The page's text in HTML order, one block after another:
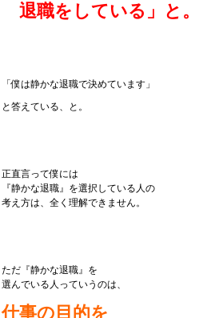
退職を している」と。
「僕は静かな退職で決めています」
と答えている、と。
正直言って僕には
『静かな退職』を選択している人の
考え方は、全く理解できません。
ただ『静かな退職』を
選んでいる人っていうのは、
仕事の目的を